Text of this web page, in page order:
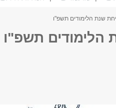
שנת הלימודים תשפ"ו
הלימודים תשפ"ו